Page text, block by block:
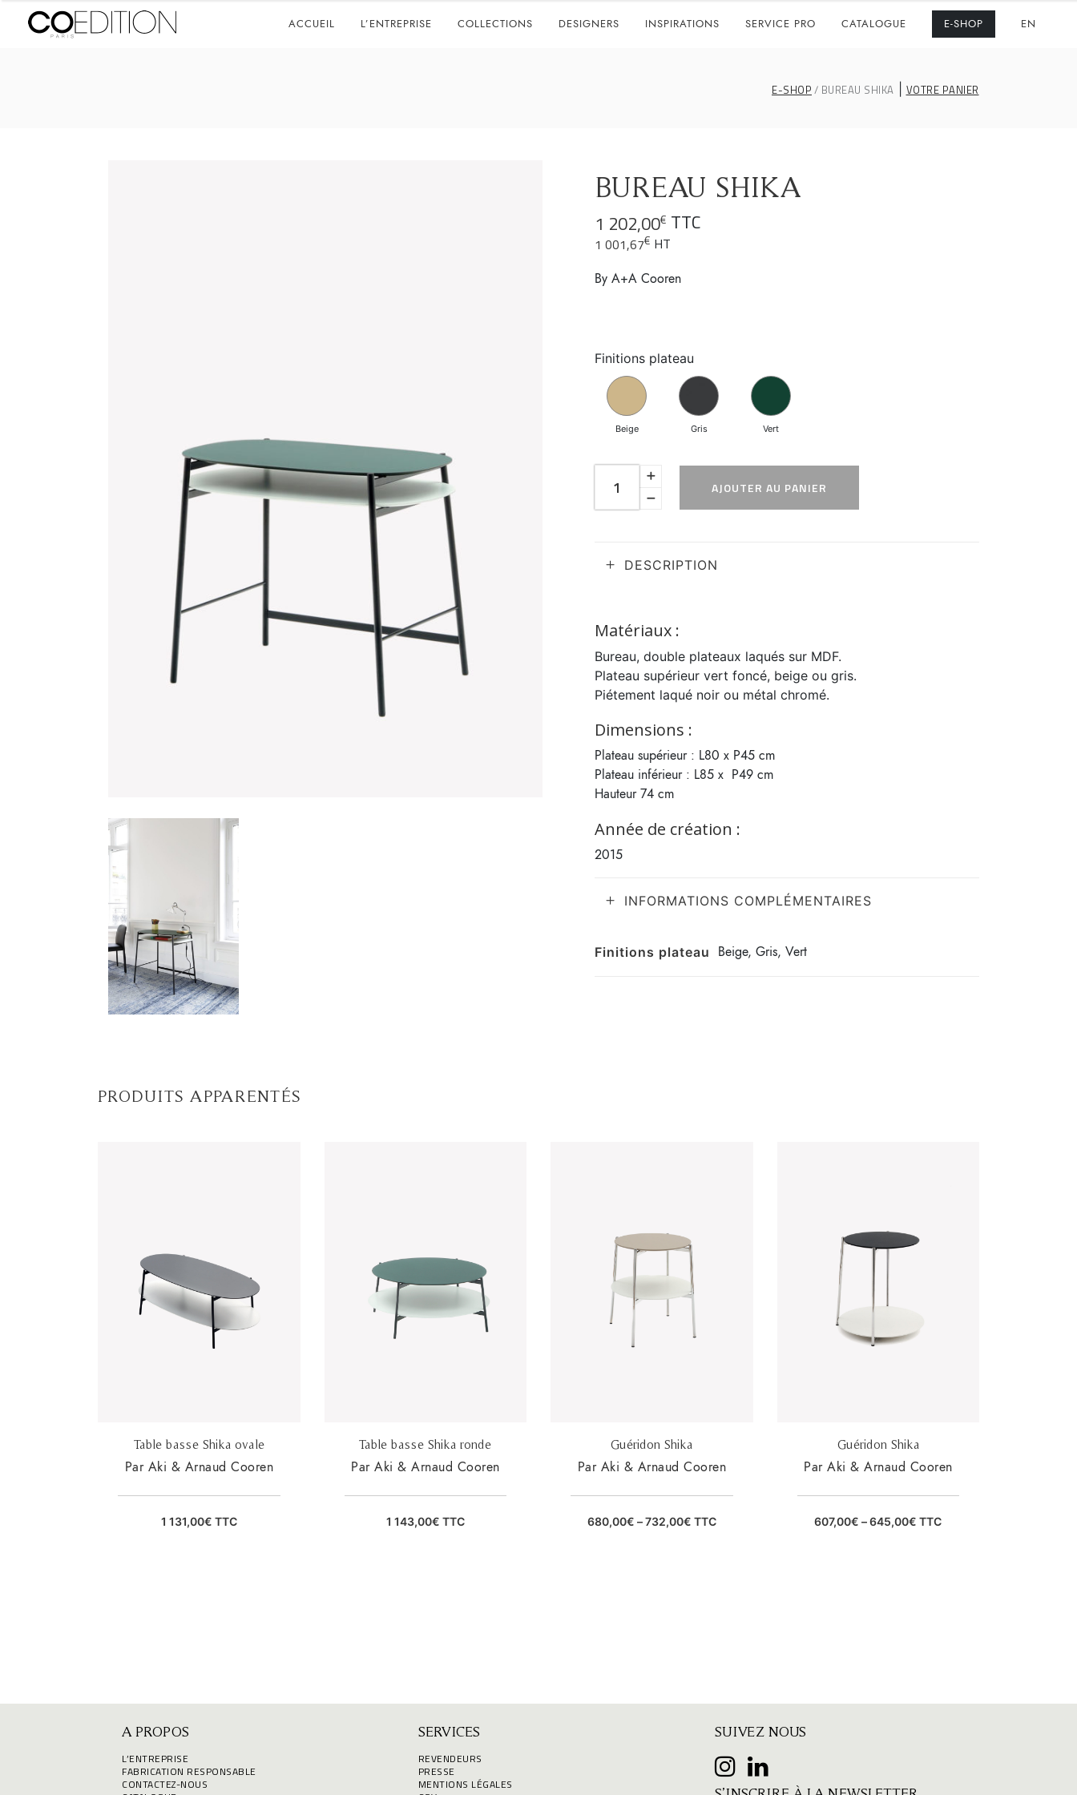
ACCUEIL L’ENTREPRISE COLLECTIONS DESIGNERS INSPIRATIONS SERVICE PRO CATALOGUE E-SHOP EN
E-SHOP BUREAU SHIKA VOTRE PANIER
BUREAU SHIKA
1 202,00€ TTC
1 001,67€ HT
By A+A Cooren
Finitions plateau
Beige Gris Vert
AJOUTER AU PANIER
DESCRIPTION
Matériaux :
Bureau, double plateaux laqués sur MDF.
Plateau supérieur vert foncé, beige ou gris.
Piétement laqué noir ou métal chromé.
Dimensions :
Plateau supérieur : L80 x P45 cm
Plateau inférieur : L85 x P49 cm
Hauteur 74 cm
Année de création :
2015
INFORMATIONS COMPLÉMENTAIRES
Finitions plateau Beige, Gris, Vert
PRODUITS APPARENTÉS
Table basse Shika ovale
Par Aki & Arnaud Cooren
1 131,00€ TTC
Table basse Shika ronde
Par Aki & Arnaud Cooren
1 143,00€ TTC
Guéridon Shika
Par Aki & Arnaud Cooren
680,00€ –732,00€ TTC
Guéridon Shika
Par Aki & Arnaud Cooren
607,00€ –645,00€ TTC
A PROPOS
L’ENTREPRISE
FABRICATION RESPONSABLE
CONTACTEZ-NOUS
SERVICES
REVENDEURS
PRESSE
MENTIONS LÉGALES
SUIVEZ NOUS